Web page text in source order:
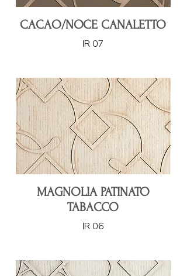
CACAO/NOCE CANALETTO
IR 07
MAGNOLIA PATINATO
TABACCO
IR 06